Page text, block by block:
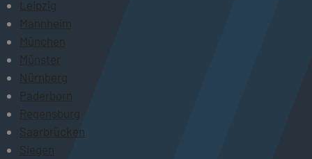
Leipzig
Mannheim
München
Münster
Nürnberg
Paderborn
Regensburg
Saarbrücken
Siegen